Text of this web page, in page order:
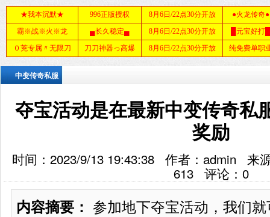
中变传奇私服
夺宝活动是在最新中变传奇私
奖励
时间：2023/9/13 19:43:38 作者：admin 来
613评论： 0
内容摘要： 参加地下夺宝活动，我们